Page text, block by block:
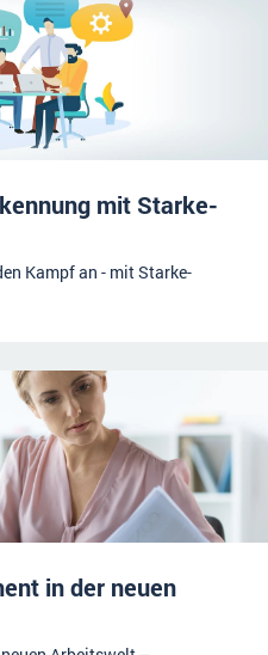
mit Starke-
Kampf an - mit Starke-
in der neuen